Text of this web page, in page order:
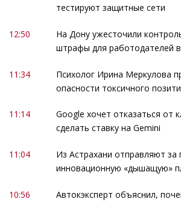
тестируют защитные сети
12:50
На Дону ужесточили
штрафы для работодателей
11:34
Психолог Ирина Меркулова
опасности токсичного
11:14
Google хочет отказаться от
сделать ставку на Gemini
11:04
Из Астрахани отправляют за
инновационную «дышащую»
10:56
Автокэксперт объяснил,